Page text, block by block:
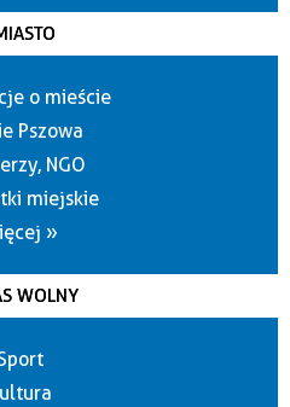
o mieście
Pszowa
NGO
miejskie
»
WOLNY